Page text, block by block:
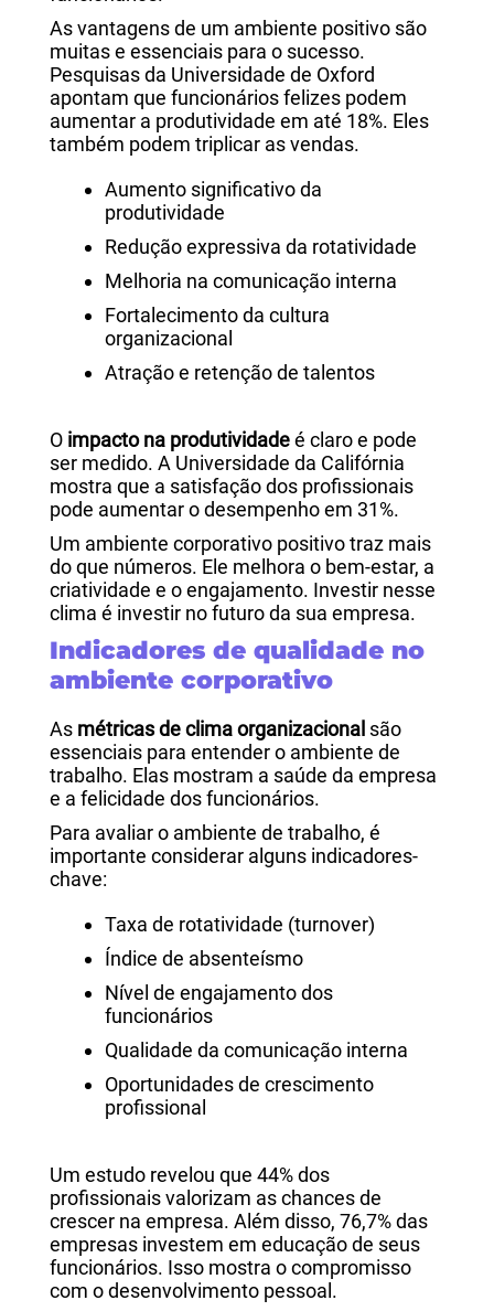
As vantagens de um ambiente positivo são
muitas e essenciais para o sucesso.
Pesquisas da Universidade de Oxford
apontam que funcionários felizes podem
aumentar a produtividade em até 18%. Eles
também podem triplicar as vendas.
Aumento significativo da
produtividade
Redução expressiva da rotatividade
Melhoria na comunicação interna
Fortalecimento da cultura
organizacional
Atração e retenção de talentos
O impacto na produtividadeé claro e pode
ser medido. A Universidade da Califórnia
mostra que a satisfação dos profissionais
pode aumentar o desempenho em 31%.
Um ambiente corporativo positivo traz mais
do que números. Ele melhora o bem-estar, a
criatividade e o engajamento. Investir nesse
clima é investir no futuro da sua empresa.
Indicadores de qualidade no
ambiente corporativo
As métricas de clima organizacionalsão
essenciais para entender o ambiente de
trabalho. Elas mostram a saúde da empresa
e a felicidade dos funcionários.
Para avaliar o ambiente de trabalho, é
importante considerar alguns indicadores-
chave:
Taxa de rotatividade (turnover)
Índice de absenteísmo
Nível de engajamento dos
funcionários
Qualidade da comunicação interna
Oportunidades de crescimento
profissional
Um estudo revelou que 44% dos
profissionais valorizam as chances de
crescer na empresa. Além disso, 76,7% das
empresas investem em educação de seus
funcionários. Isso mostra o compromisso
com o desenvolvimento pessoal.